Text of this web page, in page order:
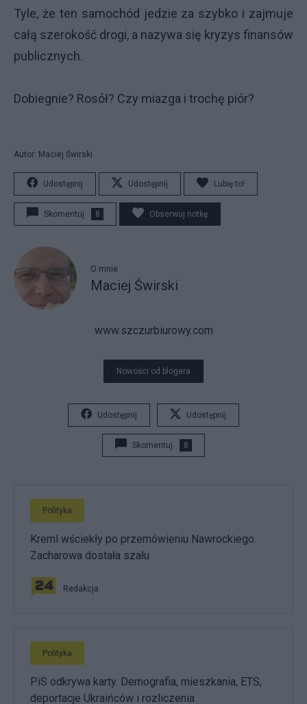
Tyle, że ten samochód jedzie za szybko i zajmuje
całą szerokość drogi, a nazywa się kryzys finansów
publicznych.
Dobiegnie? Rosół? Czy miazga i trochę piór?
Autor: Maciej Świrski
Udostępnij Udostępnij Lubię to!
Skomentuj 8 Obserwuj notkę
O mnie
Maciej Świrski
www.szczurbiurowy.com
Nowości od blogera
Udostępnij Udostępnij
Skomentuj 8
Polityka
Kreml wściekły po przemówieniu Nawrockiego.
Zacharowa dostała szału
Redakcja
Polityka
PiS odkrywa karty. Demografia, mieszkania, ETS,
deportacje Ukraińców i rozliczenia